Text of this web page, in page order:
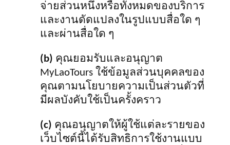
จ่ายส่วนหนึ่งหรือทั้งหมดของบริการ
และงานดัดแปลงในรูปแบบสื่อใด ๆ
และผ่านสื่อใด ๆ
(b) คุณยอมรับและอนุญาต
MyLaoTours ใช้ข้อมูลส่วนบุคคลของ
คุณตามนโยบายความเป็นส่วนตัวที่
มีผลบังคับใช้เป็นครั้งคราว
(c) คุณอนุญาตให้ผู้ใช้แต่ละรายของ
เว็บไซต์นี้ได้รับสิทธิการใช้งานแบบ